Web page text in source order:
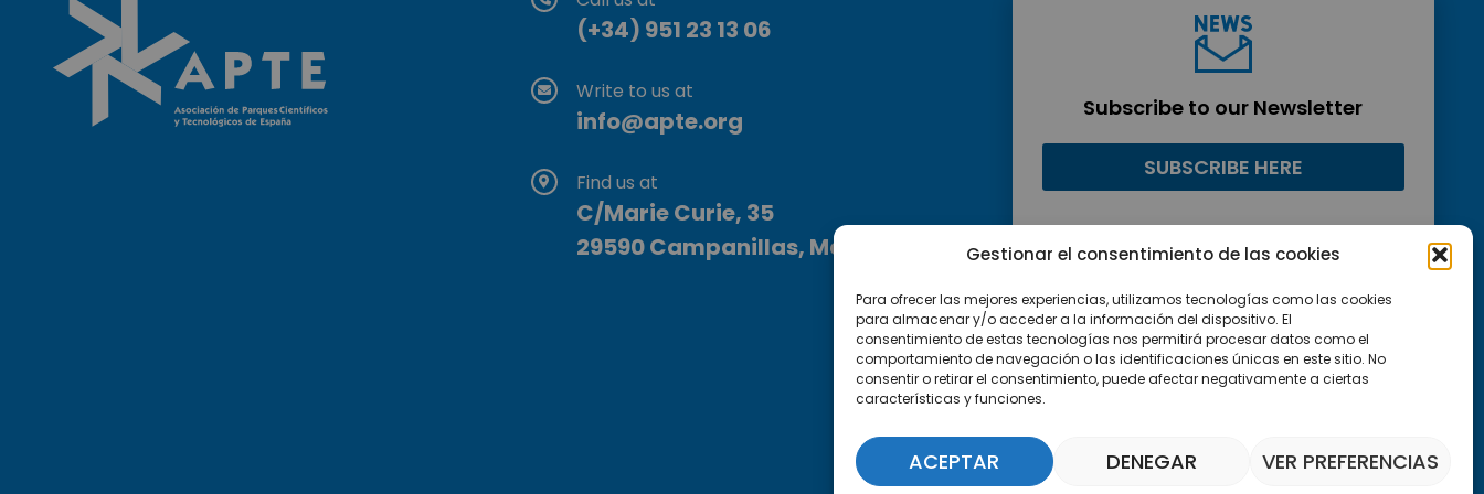
Gestionar el consentimiento de las cookies
Para ofrecer las mejores experiencias, utilizamos tecnologías como las cookies
para almacenar y/o acceder a la información del dispositivo. El
consentimiento de estas tecnologías nos permitirá procesar datos como el
comportamiento de navegación o las identificaciones únicas en este sitio. No
consentir o retirar el consentimiento, puede afectar negativamente a ciertas
características y funciones.
ACEPTAR DENEGAR VER PREFERENCIAS
(+34) 951 23 13 06
Write to us at
info@apte.org
Find us at
C/Marie Curie, 35
29590 Campanillas, Málaga
Subscribe to our Newsletter
SUBSCRIBE HERE